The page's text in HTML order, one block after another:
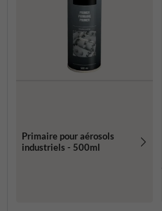
Primaire pour aérosols
industriels - 500ml